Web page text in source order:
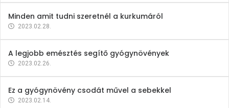
Minden amit tudni szeretnél a kurkumáról
2023.02.28.
A legjobb emésztés segítő gyógynövények
2023.02.26.
Ez a gyógynövény csodát művel a sebekkel
2023.02.14.